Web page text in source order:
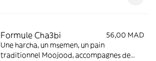
Formule Cha3bi
56,00 MAD
Une harcha, un msemen, un pain
traditionnel Moojood, accompagnes de